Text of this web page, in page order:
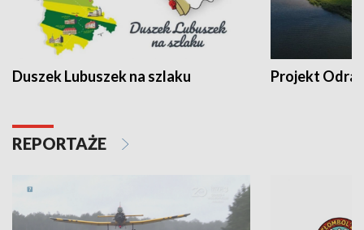
Duszek Lubuszek na szlaku Projekt Odra
REPORTAŻE